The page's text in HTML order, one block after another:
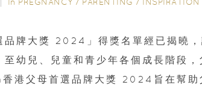
品牌大獎 2024」得獎名單經已揭曉
至幼兒、兒童和青少年各個成長階段
港父母首選品牌大獎 2024旨在幫助